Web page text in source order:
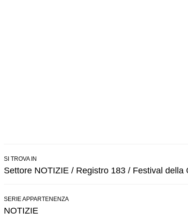
SI TROVA IN
Settore NOTIZIE / Registro 183 / Festival della
SERIE APPARTENENZA
NOTIZIE